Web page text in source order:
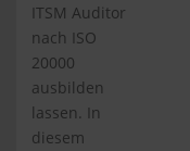
ITSM Auditor
nach ISO
20000
ausbilden
lassen. In
diesem